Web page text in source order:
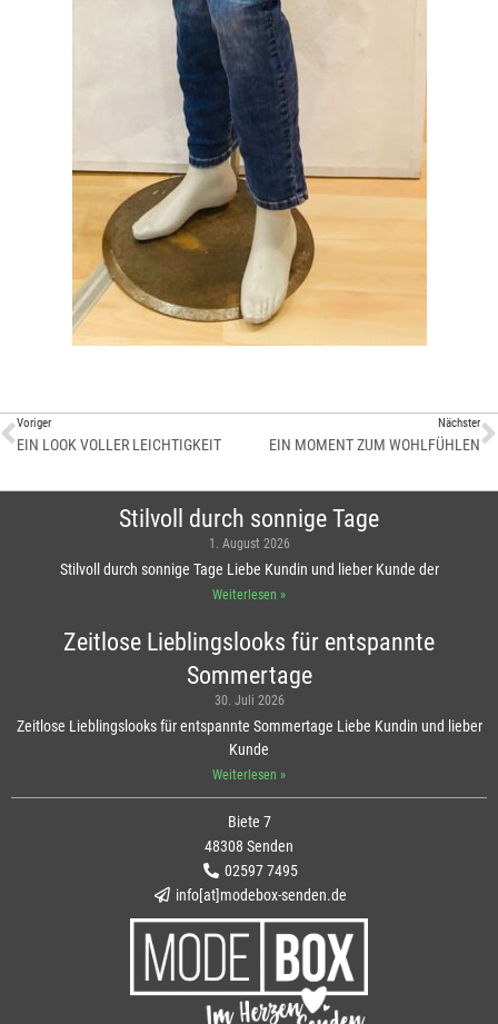
Voriger
EIN LOOK VOLLER LEICHTIGKEIT
Nächster
EIN MOMENT ZUM WOHLFÜHLEN
Stilvoll durch sonnige Tage
1. August 2026
Stilvoll durch sonnige Tage Liebe Kundin und lieber Kunde der
Weiterlesen »
Zeitlose Lieblingslooks für entspannte
Sommertage
30. Juli 2026
Zeitlose Lieblingslooks für entspannte Sommertage Liebe Kundin und lieber
Kunde
Weiterlesen »
Biete 7
48308 Senden
02597 7495
info[at]modebox-senden.de